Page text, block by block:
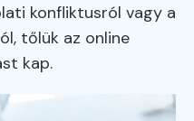
konfliktusról vagy a
tőlük az online
kap.